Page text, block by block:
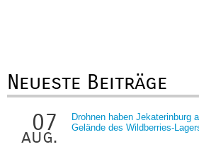
Neueste Beiträge
07
aug.
Drohnen haben Jekaterinburg
Gelände des Wildberries-